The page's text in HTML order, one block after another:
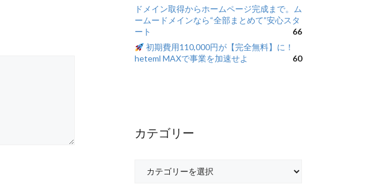
ドメイン取得からホームページ完成まで。ム
ームードメインなら“全部まとめて”安心スタ
ート
66
初期費用110,000円が【完全無料】に！
heteml MAXで事業を加速せよ
60
カテゴリー